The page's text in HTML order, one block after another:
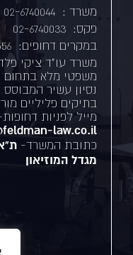
משרד :
02-6740044
פקס:
02-6740033
במקרים דחופים:
משרד עו"ד ציקי
משפטי מלא בתחום
נסיון עשיר
בתיקים פליליים
מייל לפניות
law.co.il
כתובת המשרד-
מגדל המוזיאון